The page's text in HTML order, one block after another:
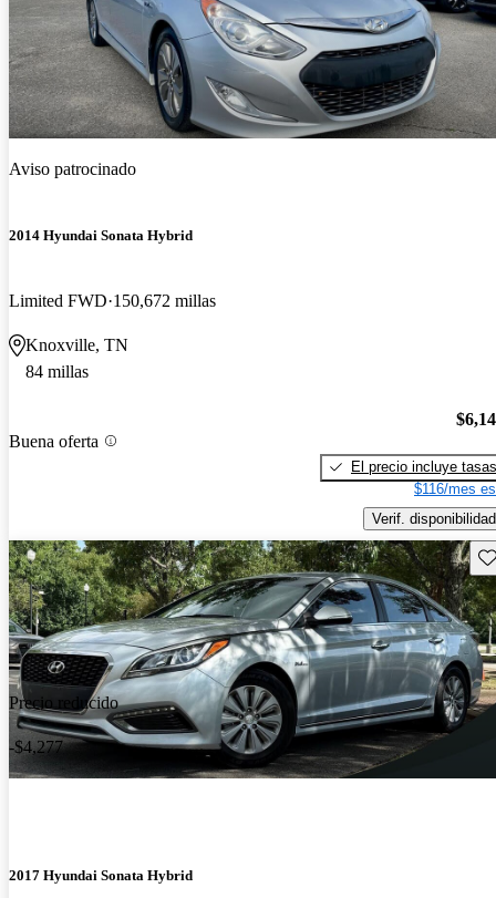
Aviso patrocinado
2014 Hyundai Sonata Hybrid
Limited FWD 150,672 millas
Knoxville, TN
84 millas
Buena oferta
El precio incluye tasas
$116/mes
Verif. disponibilidad
Precio reducido
-$4,277
2017 Hyundai Sonata Hybrid